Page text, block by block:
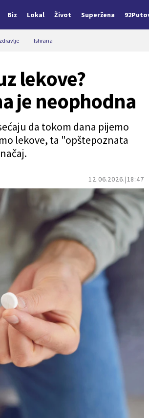
Biz Lokal Život Superžena
Ishrana
12.06.2026. 18:47
lekove?
je neophodna
da tokom dana pijemo
lekove, ta "opštepoznata